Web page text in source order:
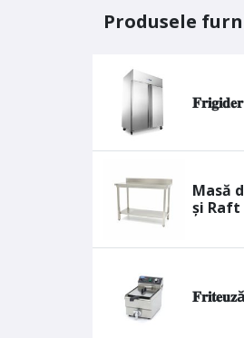
Produsele
Masă
și Raft